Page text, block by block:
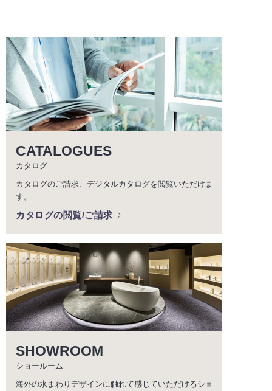
CATALOGUES
カタログ
カタログのご請求、デジタルカタログを閲覧いただけま
す。
カタログの閲覧/ご請求
SHOWROOM
ショールーム
海外の水まわりデザインに触れて感じていただけるショ